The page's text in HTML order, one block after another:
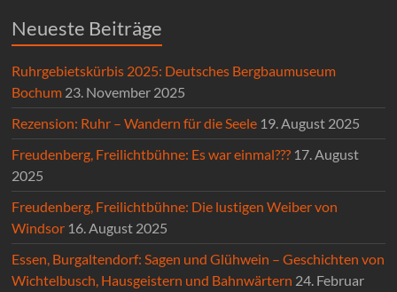
Neueste Beiträge
Ruhrgebietskürbis 2025: Deutsches Bergbaumuseum
Bochum 23. November 2025
Rezension: Ruhr – Wandern für die Seele 19. August 2025
Freudenberg, Freilichtbühne: Es war einmal??? 17. August
2025
Freudenberg, Freilichtbühne: Die lustigen Weiber von
Windsor 16. August 2025
Essen, Burgaltendorf: Sagen und Glühwein – Geschichten von
Wichtelbusch, Hausgeistern und Bahnwärtern 24. Februar